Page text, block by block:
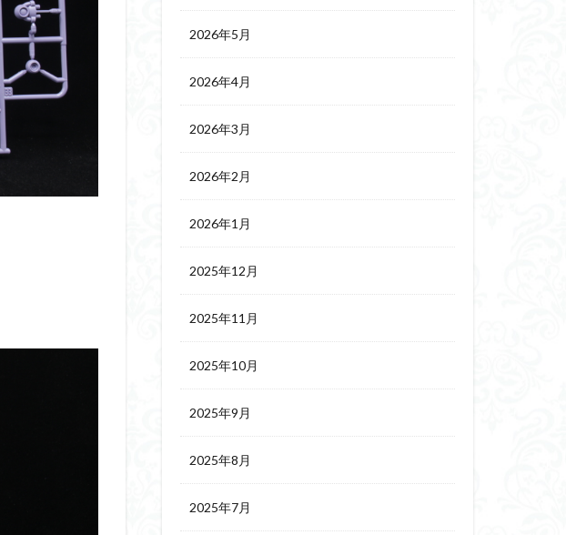
2026年5月
2026年4月
2026年3月
2026年2月
2026年1月
2025年12月
2025年11月
2025年10月
2025年9月
2025年8月
2025年7月